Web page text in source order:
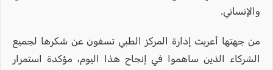
والإنساني.
من جهتها أعربت إدارة المركز الطبي تسفون عن شكرها لجميع
الشركاء الذين ساهموا في إنجاح هذا اليوم، مؤكدة استمرار